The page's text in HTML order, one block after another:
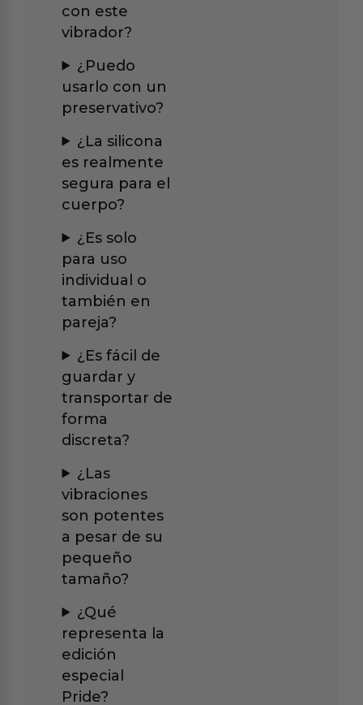
con este
vibrador?
¿Puedo
usarlo con un
preservativo?
¿La silicona
es realmente
segura para el
cuerpo?
¿Es solo
para uso
individual o
también en
pareja?
¿Es fácil de
guardar y
transportar de
forma
discreta?
¿Las
vibraciones
son potentes
a pesar de su
pequeño
tamaño?
¿Qué
representa la
edición
especial
Pride?